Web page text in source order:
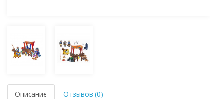
Описание Отзывов (0)